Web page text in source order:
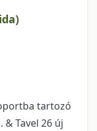
tartozó
Tavel 26 új